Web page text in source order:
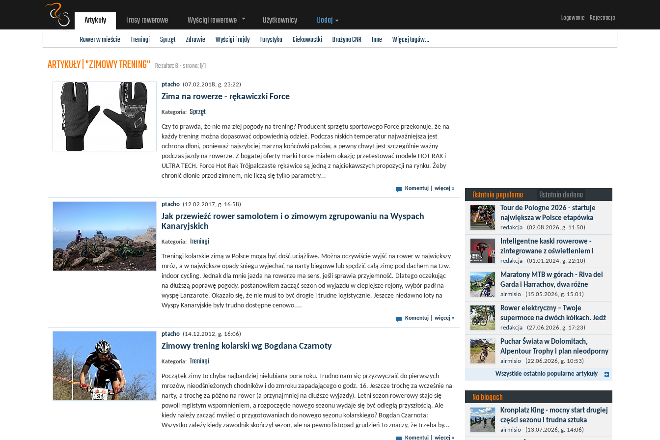
Logowanie Rejestracja
Artykuły Trasy rowerowe Wyścigi rowerowe Użytkownicy Dodaj
Rower w mieście Treningi Sprzęt Zdrowie Wyścigi i rajdy Turystyka Ciekawostki Drużyna CNR Inne Więcej tagów...
ARTYKUŁY | "ZIMOWY TRENING" Rezultat: 6 - strona:1/1
ptacho (07.02.2018, g. 23:22)
Zima na rowerze - rękawiczki Force
Kategoria: Sprzęt
Czy to prawda, że nie ma złej pogody na trening? Producent sprzętu sportowego Force przekonuje, że na
każdy trening można dopasować odpowiednią odzież. Podczas niskich temperatur najważniejsza jest
ochrona dłoni, ponieważ najszybciej marzną końcówki palców, a pewny chwyt jest szczególnie ważny
podczas jazdy na rowerze. Z bogatej oferty marki Force miałem okazję przetestować modele HOT RAK i
ULTRA TECH. Force Hot Rak Trójpalczaste rękawice są jedną z najciekawszych propozycji na rynku. Żeby
chronić dłonie przed zimnem, nie liczą się tylko parametry...
Komentuj więcej »
ptacho (12.02.2017, g. 16:58)
Jak przewieźć rower samolotem i o zimowym zgrupowaniu na Wyspach
Kanaryjskich
Kategoria: Treningi
Treningi kolarskie zimą w Polsce mogą być dość uciążliwe. Można oczywiście wyjść na rower w największy
mróz, a w największe opady śniegu wyjechać na narty biegowe lub spędzić całą zimę pod dachem na tzw.
indoor cycling. Jednak dla mnie jazda na rowerze ma sens, jeśli sprawia przyjemność. Dlatego oczekując
na dłuższą poprawę pogody, postanowiłem zacząć sezon od wyjazdu w cieplejsze rejony, wybór padł na
wyspę Lanzarote. Okazało się, że nie musi to być drogie i trudne logistycznie. Jeszcze niedawno loty na
Wyspy Kanaryjskie były trudno dostępne cenowo....
Komentuj więcej »
ptacho (14.12.2012, g. 16:06)
Zimowy trening kolarski wg Bogdana Czarnoty
Kategoria: Treningi
Początek zimy to chyba najbardziej nielubiana pora roku. Trudno nam się przyzwyczaić do pierwszych
mrozów, nieodśnieżonych chodników i do zmroku zapadającego o godz. 16. Jeszcze trochę za wcześnie na
narty, a trochę za późno na rower (a przynajmniej na dłuższe wyjazdy). Letni sezon rowerowy staje się
powoli mglistym wspomnieniem, a rozpoczęcie nowego sezonu wydaje się być odległą przyszłością. Ale
kiedy należy zacząć myśleć o przygotowaniach do nowego sezonu kolarskiego? Bogdan Czarnota:
Wszystko zależy kiedy zawodnik skończył sezon, ale na pewno listopad-grudzień To znaczy, że trzeba by...
Komentuj więcej »
Ostatnio popularne Ostatnio dodane
Tour de Pologne 2026 - startuje
największa w Polsce etapówka
kolarska
Tour de Pologne 2026 to jedno z
najbardziej prestiżowych wydarzeń
sportowych w Polsce. wyścig zaliczany
po raz 22. do prestiżowego cyklu UCI
World...
redakcja (02.08.2026, g. 11:50)
Inteligentne kaski rowerowe -
zintegrowane z oświetleniem i
kierunkowskazami
Temat bezpieczeństwa jazdy wchodzi
na nowy poziom. Do tej pory kask było
odpowiedzialny przede wszystkim za
bezpieczeństwo rowerzysty, ochronę...
redakcja (01.01.2024, g. 22:10)
Maratony MTB w górach - Riva del
Garda i Harrachov, dwa różne
wyzwania
Maj to idealny czas, by z płaskich i
szybkich wyścigów przejść do znacznie
bardziej ambitnych wyzwań, jakimi są
górskie wyścigi MTB....
airmisio (15.05.2026, g. 15:01)
Rower elektryczny – Twoje
supermoce na dwóch kółkach. Jedź
dalej,odkrywaj więcej
Marzenia o dalekich podróżach bez
ogromnego zmęczenia stają się
rzeczywistością dzięki nowoczesnym
technologiom ukrytym w
jednośladach....
redakcja (27.06.2026, g. 17:23)
Puchar Świata w Dolomitach,
Alpentour Trophy i plan nieodporny
na upadki
Czerwiec w moim planie oznaczał
wejście w najbardziej wymagający etap
i cel pierwszej części sezonu: Puchar
Świata w maratonie MTB w
Dolomitach...
airmisio (22.06.2026, g. 10:53)
Wszystkie ostatnio popularne artykuły
Na blogach
Kronplatz King - mocny start drugiej
części sezonu i trudna sztuka
odpoczynku
airmisio (13.07.2026, g. 14:06)